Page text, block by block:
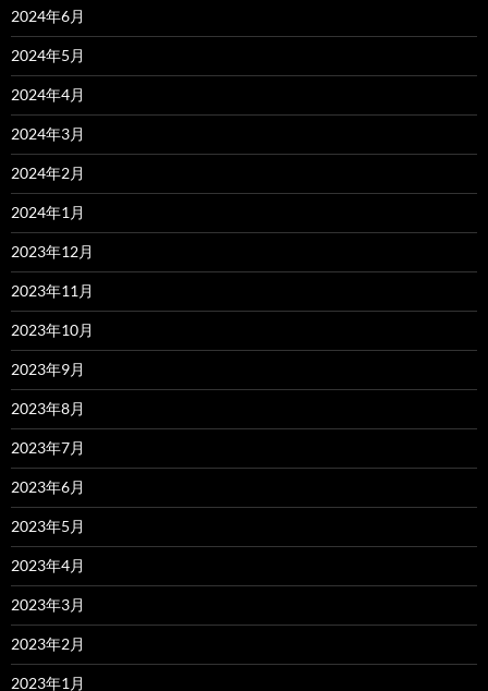
2024年6月
2024年5月
2024年4月
2024年3月
2024年2月
2024年1月
2023年12月
2023年11月
2023年10月
2023年9月
2023年8月
2023年7月
2023年6月
2023年5月
2023年4月
2023年3月
2023年2月
2023年1月